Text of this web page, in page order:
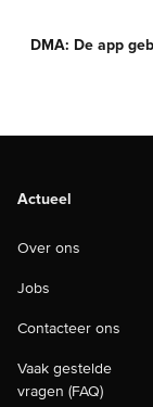
DMA: De app
Actueel
Over ons
Jobs
Contacteer ons
Vaak gestelde
vragen (FAQ)